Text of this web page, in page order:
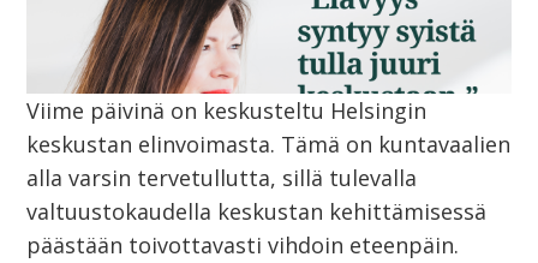
Viime päivinä on keskusteltu Helsingin
keskustan elinvoimasta. Tämä on kuntavaalien
alla varsin tervetullutta, sillä tulevalla
valtuustokaudella keskustan kehittämisessä
päästään toivottavasti vihdoin eteenpäin.